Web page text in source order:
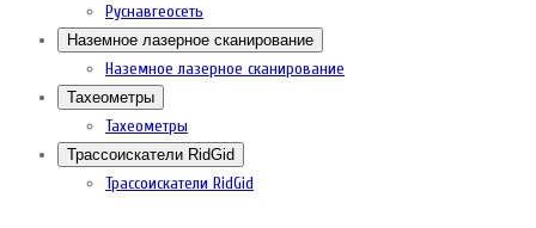
Руснавгеосеть
Наземное лазерное сканирование
Наземное лазерное сканирование
Тахеометры
Тахеометры
Трассоискатели RidGid
Трассоискатели RidGid